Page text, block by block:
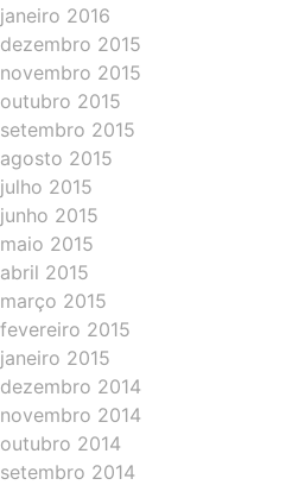
janeiro 2016
dezembro 2015
novembro 2015
outubro 2015
setembro 2015
agosto 2015
julho 2015
junho 2015
maio 2015
abril 2015
março 2015
fevereiro 2015
janeiro 2015
dezembro 2014
novembro 2014
outubro 2014
setembro 2014